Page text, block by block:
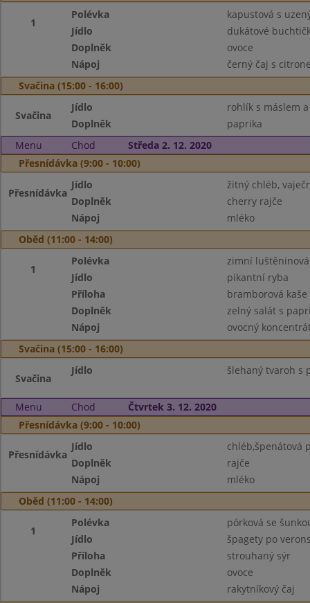
1
Polévka
kapustová s
Jídlo
dukátové
Doplněk
ovoce
Nápoj
černý čaj s
Svačina (15:00 - 16:00)
Svačina
Jídlo
rohlík s máslem
Doplněk
paprika
Menu
Chod
Středa 2. 12. 2020
Přesnídávka (9:00 - 10:00)
Přesnídávka
Jídlo
žitný chléb,
Doplněk
cherry rajče
Nápoj
mléko
Oběd (11:00 - 14:00)
1
Polévka
zimní luštěninová
Jídlo
pikantní ryba
Příloha
bramborová kaše
Doplněk
zelný salát s
Nápoj
ovocný
Svačina (15:00 - 16:00)
Svačina
Jídlo šlehaný tvaroh s
Menu Chod
Čtvrtek 3. 12. 2020
Přesnídávka (9:00 - 10:00)
Přesnídávka
Jídlo
chléb,špenátová
Doplněk
rajče
Nápoj
mléko
Oběd (11:00 - 14:00)
1
Polévka
pórková se
Jídlo
špagety po
Příloha
strouhaný sýr
Doplněk
ovoce
Nápoj
rakytníkový čaj